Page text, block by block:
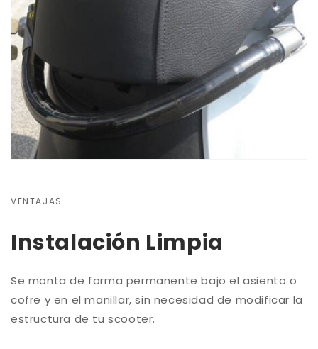
VENTAJAS
Instalación Limpia
Se monta de forma permanente bajo el asiento o
cofre y en el manillar, sin necesidad de modificar la
estructura de tu scooter.